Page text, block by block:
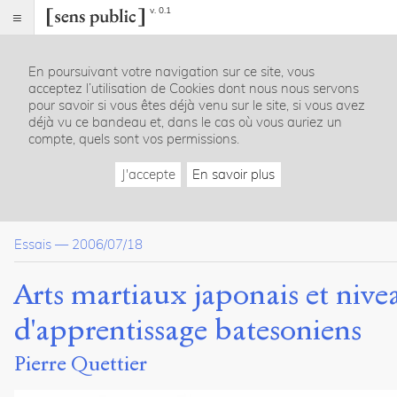
v. 0.1
Index
Article
Table
des
L’Apprentissage I
L’Apprentissage II
L’Apprentissage III
Un Apprentissage IV ?
III. Conclusion
Notes
En poursuivant votre navigation sur ce site, vous
acceptez l’utilisation de Cookies dont nous nous servons
pour savoir si vous êtes déjà venu sur le site, si vous avez
déjà vu ce bandeau et, dans le cas où vous auriez un
compte, quels sont vos permissions.
J'accepte En savoir plus
Essais — 2006/07/18
Arts martiaux japonais et
d'apprentissage batesoniens
Pierre Quettier